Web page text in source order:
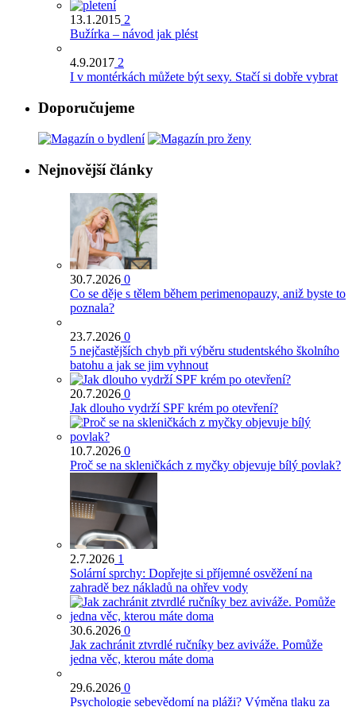
13.1.2015 2
Bužírka – návod jak plést
4.9.2017 2
I v montérkách můžete být sexy. Stačí si dobře vybrat
Doporučujeme
Nejnovější články
30.7.2026 0
Co se děje s tělem během perimenopauzy, aniž byste to
poznala?
23.7.2026 0
5 nejčastějších chyb při výběru studentského školního
batohu a jak se jim vyhnout
20.7.2026 0
Jak dlouho vydrží SPF krém po otevření?
10.7.2026 0
Proč se na skleničkách z myčky objevuje bílý povlak?
2.7.2026 1
Solární sprchy: Dopřejte si příjemné osvěžení na
zahradě bez nákladů na ohřev vody
30.6.2026 0
Jak zachránit ztvrdlé ručníky bez aviváže. Pomůže
jedna věc, kterou máte doma
29.6.2026 0
Psychologie sebevědomí na pláži? Výměna tlaku za